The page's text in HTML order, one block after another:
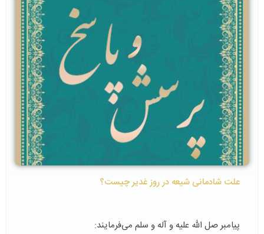
علت شادمانی شیعه در روز غدیر چیست؟
پیامبر صل الله علیه و آله و سلم می‌فرمایند: